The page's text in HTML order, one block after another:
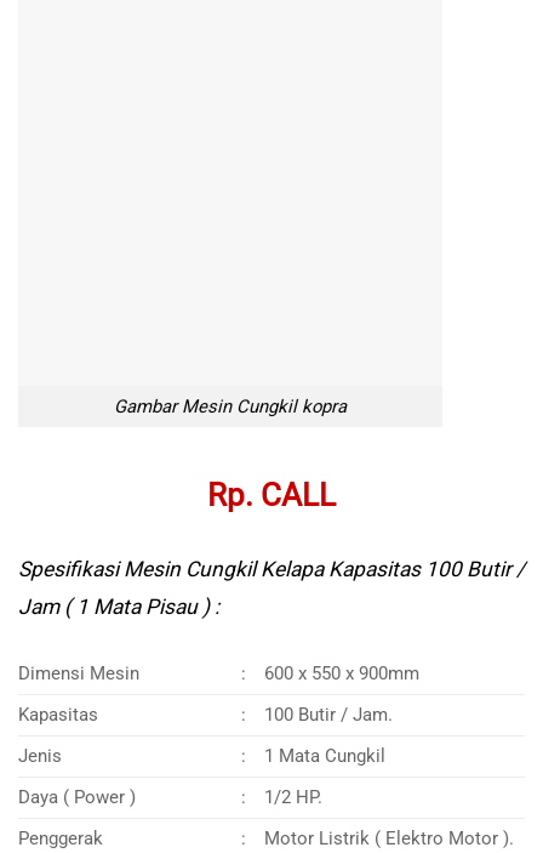
Gambar Mesin Cungkil kopra
Rp. CALL
Spesifikasi Mesin Cungkil Kelapa Kapasitas 100 Butir /
Jam ( 1 Mata Pisau ) :
Dimensi Mesin :
600 x 550 x 900mm
Kapasitas
:
100 Butir / Jam.
Jenis
:
1 Mata Cungkil
Daya ( Power )
:
1/2 HP.
Penggerak
:
Motor Listrik ( Elektro Motor ).